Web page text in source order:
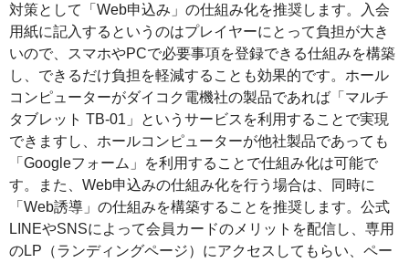
対策として「Web申込み」の仕組み化を推奨します。入会
用紙に記入するというのはプレイヤーにとって負担が大き
いので、スマホやPCで必要事項を登録できる仕組みを構築
し、できるだけ負担を軽減することも効果的です。ホール
コンピューターがダイコク電機社の製品であれば「マルチ
タブレット TB‐01」というサービスを利用することで実現
できますし、ホールコンピューターが他社製品であっても
「Googleフォーム」を利用することで仕組み化は可能で
す。また、Web申込みの仕組み化を行う場合は、同時に
「Web誘導」の仕組みを構築することを推奨します。公式
LINEやSNSによって会員カードのメリットを配信し、専用
のLP（ランディングページ）にアクセスしてもらい、ペー